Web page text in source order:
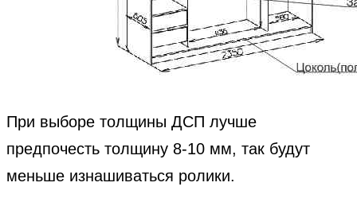
При выборе толщины ДСП лучше
предпочесть толщину 8-10 мм, так будут
меньше изнашиваться ролики.